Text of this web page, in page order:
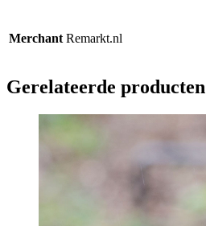
Merchant Remarkt.nl
Gerelateerde producten